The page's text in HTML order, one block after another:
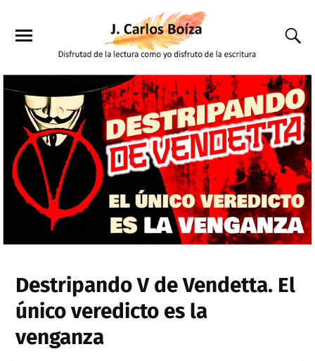
Destripando V de Vendetta. El
único veredicto es la
venganza